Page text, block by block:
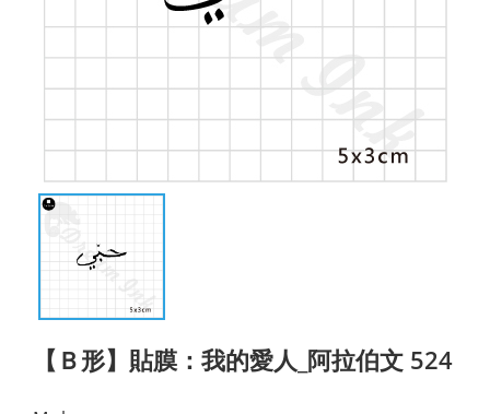
【Ｂ形】貼膜：我的愛人_阿拉伯文 524